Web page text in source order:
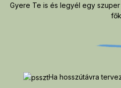
Gyere Te is és legyél egy
Ha hosszútávra